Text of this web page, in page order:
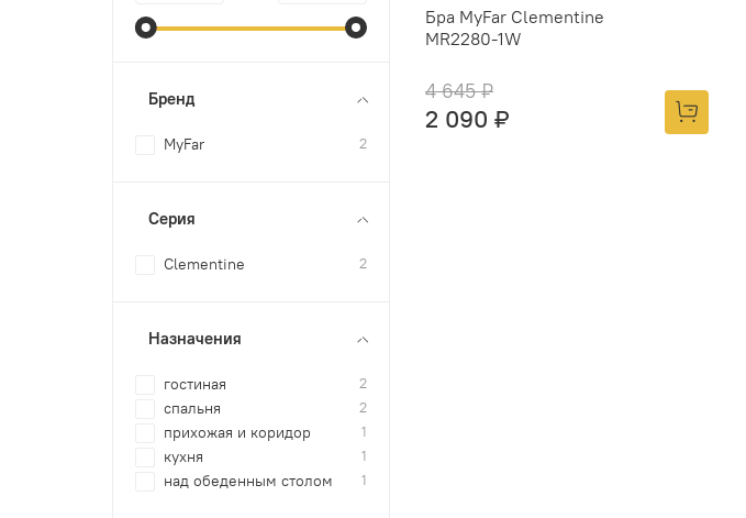
Бра MyFar Clementine
MR2280-1W
4 645 ₽
2 090 ₽
Бренд
MyFar 2
Серия
Clementine 2
Назначения
гостиная 2
спальня 2
прихожая и коридор 1
кухня 1
над обеденным столом 1